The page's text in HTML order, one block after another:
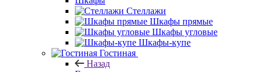
Стеллажи
Шкафы прямые
Шкафы угловые
Шкафы-купе
Гостиная
Назад